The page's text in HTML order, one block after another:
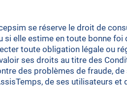
se réserve le droit de
elle estime en toute bonne
toute obligation légale ou
ses droits au titre des
des problèmes de fraude,
de ses utilisateurs et